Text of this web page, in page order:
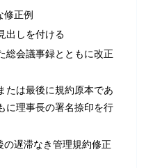
修正例
出しを付ける
総会議事録とともに改正
たは最後に規約原本であ
に理事長の署名捺印を行
の遅滞なき管理規約修正